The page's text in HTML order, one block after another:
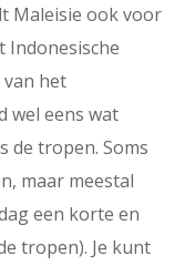
Maleisie ook voor
Indonesische
van het
wel eens wat
de tropen. Soms
maar meestal
een korte en
tropen). Je kunt